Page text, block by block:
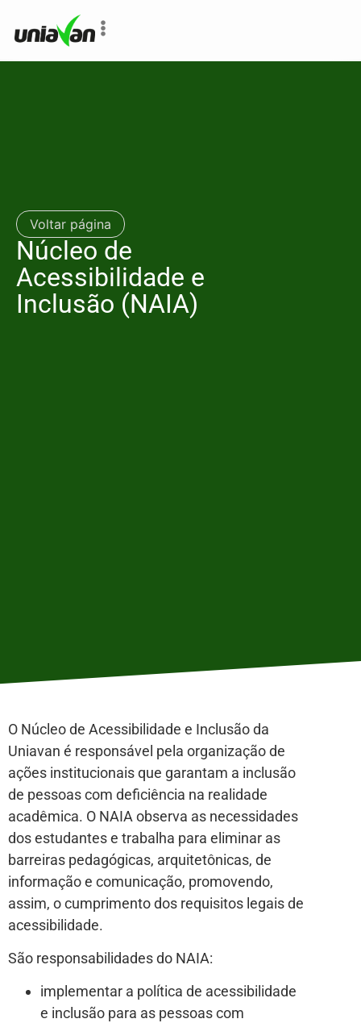
Voltar página
Núcleo de
Acessibilidade e
Inclusão (NAIA)
O Núcleo de Acessibilidade e Inclusão da
Uniavan é responsável pela organização de
ações institucionais que garantam a inclusão
de pessoas com deficiência na realidade
acadêmica. O NAIA observa as necessidades
dos estudantes e trabalha para eliminar as
barreiras pedagógicas, arquitetônicas, de
informação e comunicação, promovendo,
assim, o cumprimento dos requisitos legais de
acessibilidade.
São responsabilidades do NAIA:
implementar a política de acessibilidade
e inclusão para as pessoas com